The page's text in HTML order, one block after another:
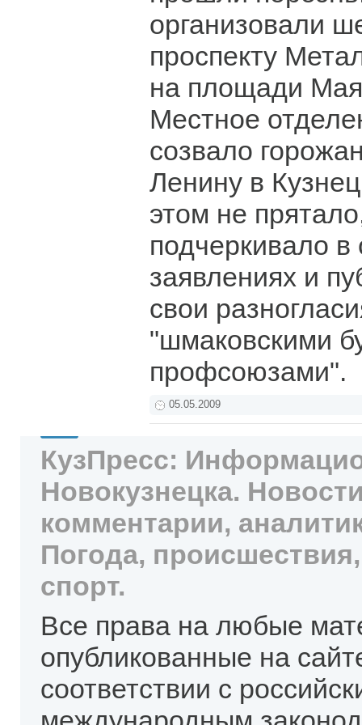
организовали
проспекту
на площади
Местное
созвало
Ленину в
этом не
подчеркивало
заявлениях и
свои
"шмаковскими
профсоюзами".
05.05.2009
КузПресс:
Новокузнецка.
комментарии,
Погода,
спорт.
Все права на любые
опубликованные на
соответствии с